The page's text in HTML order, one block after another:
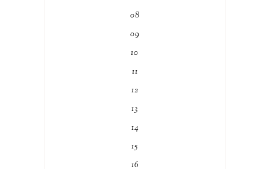
08
09
10
11
12
13
14
15
16